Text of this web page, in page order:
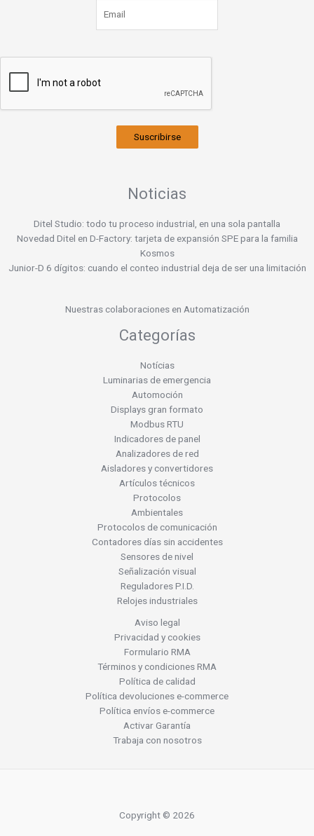
Suscribirse
Noticias
Ditel Studio: todo tu proceso industrial, en una sola pantalla
Novedad Ditel en D-Factory: tarjeta de expansión SPE para la familia
Kosmos
Junior-D 6 dígitos: cuando el conteo industrial deja de ser una limitación
Nuestras colaboraciones en Automatización
Categorías
Notícias
Luminarias de emergencia
Automoción
Displays gran formato
Modbus RTU
Indicadores de panel
Analizadores de red
Aisladores y convertidores
Artículos técnicos
Protocolos
Ambientales
Protocolos de comunicación
Contadores días sin accidentes
Sensores de nivel
Señalización visual
Reguladores P.I.D.
Relojes industriales
Aviso legal
Privacidad y cookies
Formulario RMA
Términos y condiciones RMA
Política de calidad
Política devoluciones e-commerce
Política envíos e-commerce
Activar Garantía
Trabaja con nosotros
Copyright © 2026